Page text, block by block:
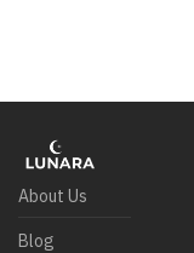
About Us
Blog